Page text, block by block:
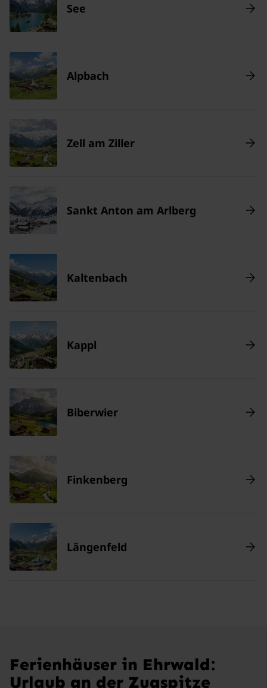
See
Alpbach
Zell am Ziller
Sankt Anton am Arlberg
Kaltenbach
Kappl
Biberwier
Finkenberg
Längenfeld
Ferienhäuser in Ehrwald:
Urlaub an der Zugspitze